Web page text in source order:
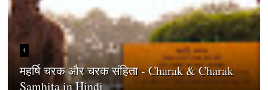
4
महर्षि चरक और चरक संहिता - Charak & Charak
Samhita in Hindi